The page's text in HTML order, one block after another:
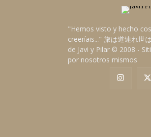
"Hemos visto y hecho
creeríais..." 旅は道連れ世
de Javi y Pilar © 2008 -
por nosotros mismos